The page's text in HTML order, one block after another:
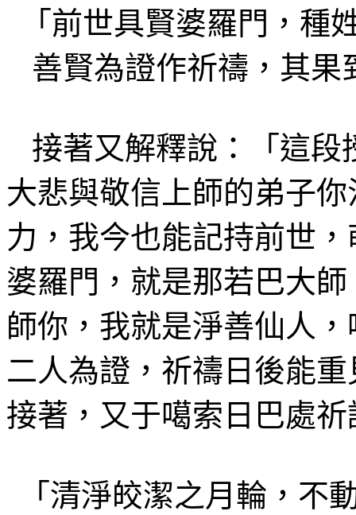
「 前世具賢婆羅門 ，種
善賢為證作祈禱， 其果
接著又解釋說：「這段
大悲與敬信 上師的弟子
力，我今也能記持前世
婆羅門，就是那若巴大
師你 ，我就是淨善仙人
二人為證，祈禱日後能重
接著，又于噶索日巴處祈
「清淨皎潔之 月輪，不